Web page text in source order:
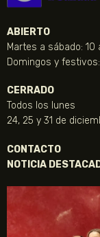
ABIERTO
Martes a sábado: 10
Domingos y festivos:
CERRADO
Todos los lunes
24, 25 y 31 de
CONTACTO
NOTICIA